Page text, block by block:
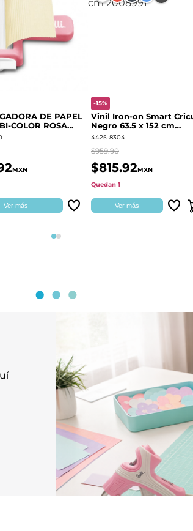
DE PAPEL
COLOR ROSA
MXN
Ver más
-15%
Vinil Iron-on Smart
Negro 63.5 x 152 cm
2008991
4425-8304
$959.90
$815.92MXN
Quedan 1
Ver más
Página 1
Página 2